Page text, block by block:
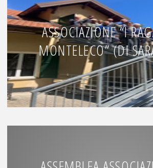
ASSOCIAZIONE “I
MONTELECO” (DI